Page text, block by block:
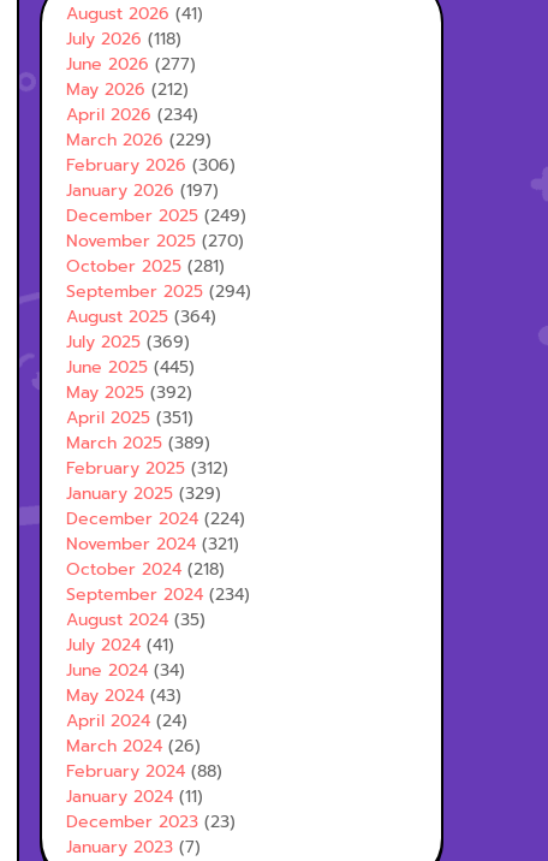
August 2026 (41)
July 2026 (118)
June 2026 (277)
May 2026 (212)
April 2026 (234)
March 2026 (229)
February 2026 (306)
January 2026 (197)
December 2025 (249)
November 2025 (270)
October 2025 (281)
September 2025 (294)
August 2025 (364)
July 2025 (369)
June 2025 (445)
May 2025 (392)
April 2025 (351)
March 2025 (389)
February 2025 (312)
January 2025 (329)
December 2024 (224)
November 2024 (321)
October 2024 (218)
September 2024 (234)
August 2024 (35)
July 2024 (41)
June 2024 (34)
May 2024 (43)
April 2024 (24)
March 2024 (26)
February 2024 (88)
January 2024 (11)
December 2023 (23)
January 2023 (7)